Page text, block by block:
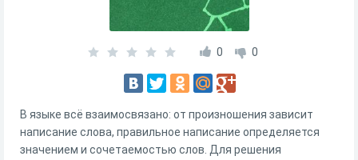
0 0
В языке всё взаимосвязано: от произношения зависит
написание слова, правильное написание определяется
значением и сочетаемостью слов. Для решения